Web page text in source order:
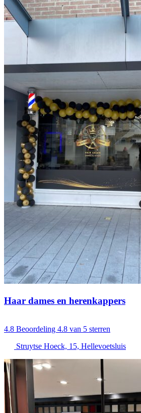
Haar dames en herenkappers
4.8 Beoordeling 4.8 van 5 sterren
Struytse Hoeck, 15, Hellevoetsluis